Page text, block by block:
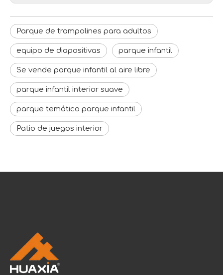
Parque de trampolines para adultos
equipo de diapositivas parque infantil
Se vende parque infantil al aire libre
parque infantil interior suave
parque temático parque infantil
Patio de juegos interior